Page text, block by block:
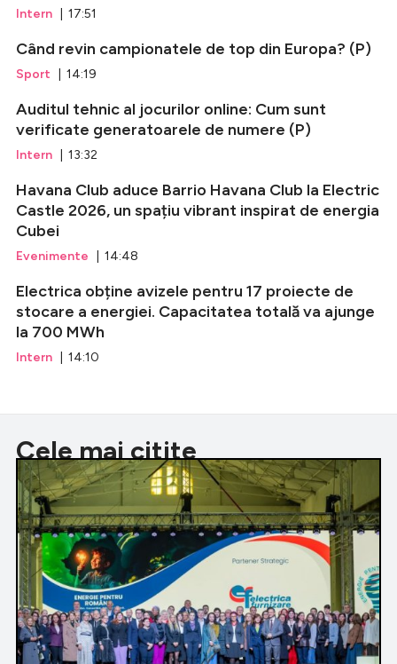
Intern | 17:51
Când revin campionatele de top din Europa? (P)
Sport | 14:19
Auditul tehnic al jocurilor online: Cum sunt
verificate generatoarele de numere (P)
Intern | 13:32
Havana Club aduce Barrio Havana Club la Electric
Castle 2026, un spațiu vibrant inspirat de energia
Cubei
Evenimente | 14:48
Electrica obține avizele pentru 17 proiecte de
stocare a energiei. Capacitatea totală va ajunge
la 700 MWh
Intern | 14:10
Cele mai citite